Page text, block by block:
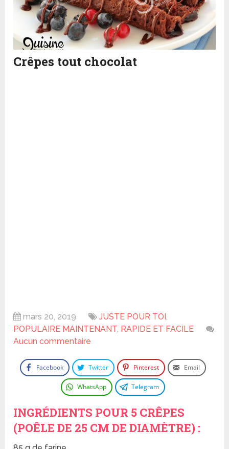
Crêpes tout chocolat
mars 20, 2019 JUSTE POUR TOI,
POPULAIRE MAINTENANT, RAPIDE ET FACILE
Aucun commentaire
Facebook Twitter Pinterest Email
WhatsApp Telegram
INGRÉDIENTS POUR 5 CRÊPES
(POÊLE DE 25 CM DE DIAMÈTRE) :